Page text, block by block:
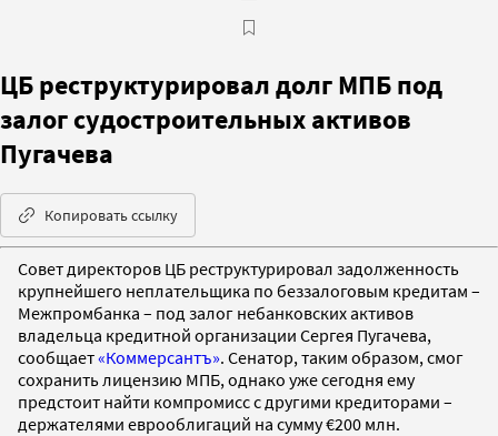
ЦБ реструктурировал долг МПБ под
залог судостроительных активов
Пугачева
Копировать ссылку
Совет директоров ЦБ реструктурировал задолженность
крупнейшего неплательщика по беззалоговым кредитам –
Межпромбанка – под залог небанковских активов
владельца кредитной организации Сергея Пугачева,
сообщает«Коммерсантъ». Сенатор, таким образом, смог
сохранить лицензию МПБ, однако уже сегодня ему
предстоит найти компромисс с другими кредиторами –
держателями еврооблигаций на сумму €200 млн.